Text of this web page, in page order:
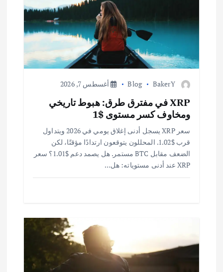
ت
BakerY
Blog أغسطس 7, 2026
XRP في مفترق طرق: هبوط تاريخي
ومخاوف كسر مستوى $1
سعر XRP يسجل أدنى إغلاق يومي في 2026 ويتداول
قرب $1.02. المحللون يتوقعون ارتدادًا مؤقتًا، لكن
الضعف مقابل BTC مستمر. هل يصمد دعم $1.01؟ سعر
XRP عند أدنى مستوياته: هل…